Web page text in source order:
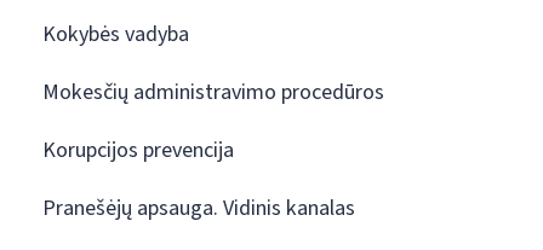
Kokybės vadyba
Mokesčių administravimo procedūros
Korupcijos prevencija
Pranešėjų apsauga. Vidinis kanalas